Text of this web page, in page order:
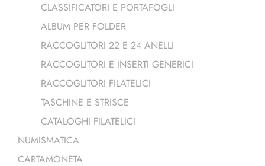
CLASSIFICATORI E PORTAFOGLI
ALBUM PER FOLDER
RACCOGLITORI 22 E 24 ANELLI
RACCOGLITORI E INSERTI GENERICI
RACCOGLITORI FILATELICI
TASCHINE E STRISCE
CATALOGHI FILATELICI
NUMISMATICA
CARTAMONETA